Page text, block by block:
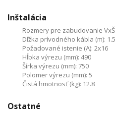
Inštalácia
Rozmery pre zabudovanie
Dľžka prívodného kábla (m): 1.5
Požadované istenie (A): 2x16
Hĺbka výrezu (mm): 490
Šírka výrezu (mm): 750
Polomer výrezu (mm): 5
Čistá hmotnosť (kg): 12.8
Ostatné